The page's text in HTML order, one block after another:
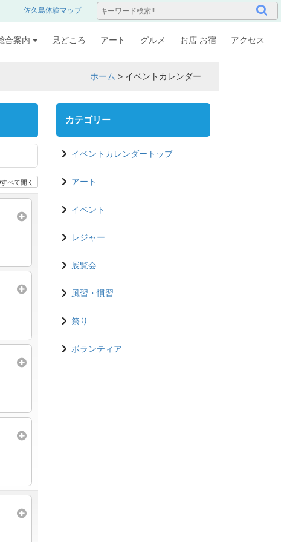
佐久島体験マップ
合案内 見どころ アート グルメ お店 お宿 アクセス
ホーム > イベントカレンダー
すべて開く
カテゴリー
イベントカレンダートップ
アート
イベント
レジャー
展覧会
風習・慣習
祭り
ボランティア